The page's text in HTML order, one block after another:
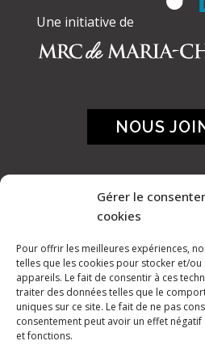
Gérer le
cookies
Pour offrir les meilleures expériences,
telles que les cookies pour stocker et/
appareils. Le fait de consentir à ces
traiter des données telles que le
uniques sur ce site. Le fait de ne pas
consentement peut avoir un effet
et fonctions.
Une initiative de
NOUS